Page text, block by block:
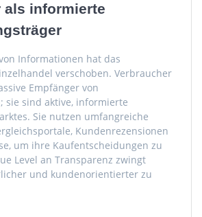
als informierte
Informationen hat das
verschoben. Verbraucher
Empfänger von
sie sind aktive, informierte
Sie nutzen umfangreiche
Kundenrezensionen
um ihre Kaufentscheidungen zu
Level an Transparenz zwingt
und kundenorientierter zu